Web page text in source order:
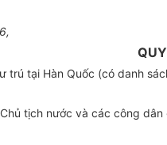
trú tại Hàn Quốc (có danh
tịch nước và các công